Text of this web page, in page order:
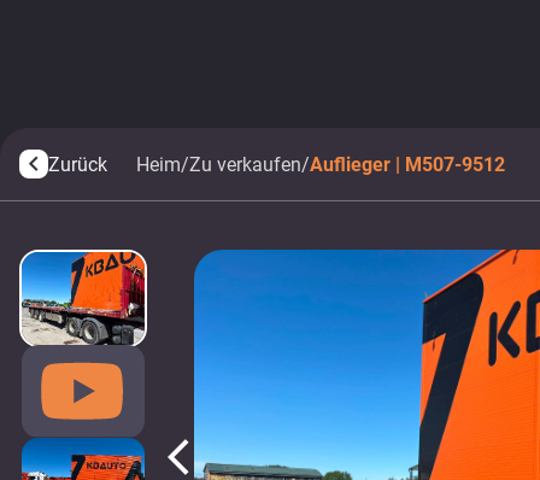
arrow_back_ios Zurück Heim/Zu verkaufen/Auflieger | M507-9512
arrow_back_ios